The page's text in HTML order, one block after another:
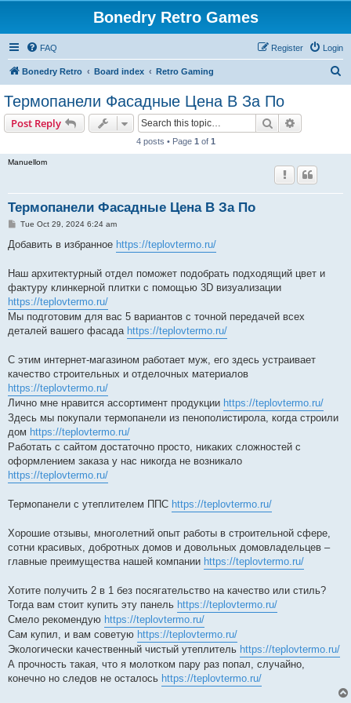
Bonedry Retro Games
FAQ Login
Register
Bonedry Retro Board index Retro Gaming
Термопанели Фасадные Цена В За По
Post Reply Search
4 posts • Page 1 of 1
Manuellom
Термопанели Фасадные Цена В За По
P
s
Tue Oct 29, 2024 6:24 am
Добавить в избранное https://teplovtermo.ru/
Наш архитектурный отдел поможет подобрать подходящий цвет и
фактуру клинкерной плитки с помощью 3D визуализации
https://teplovtermo.ru/
Мы подготовим для вас 5 вариантов с точной передачей всех
деталей вашего фасада https://teplovtermo.ru/
С этим интернет-магазином работает муж, его здесь устраивает
качество строительных и отделочных материалов
https://teplovtermo.ru/
Лично мне нравится ассортимент продукции https://teplovtermo.ru/
Здесь мы покупали термопанели из пенополистирола, когда строили
дом https://teplovtermo.ru/
Работать с сайтом достаточно просто, никаких сложностей с
оформлением заказа у нас никогда не возникало
https://teplovtermo.ru/
Термопанели с утеплителем ППС https://teplovtermo.ru/
Хорошие отзывы, многолетний опыт работы в строительной сфере,
сотни красивых, добротных домов и довольных домовладельцев –
главные преимущества нашей компании https://teplovtermo.ru/
Хотите получить 2 в 1 без посягательство на качество или стиль?
Тогда вам стоит купить эту панель https://teplovtermo.ru/
Смело рекомендую https://teplovtermo.ru/
Сам купил, и вам советую https://teplovtermo.ru/
Экологически качественный чистый утеплитель https://teplovtermo.ru/
А прочность такая, что я молотком пару раз попал, случайно,
конечно но следов не осталось https://teplovtermo.ru/